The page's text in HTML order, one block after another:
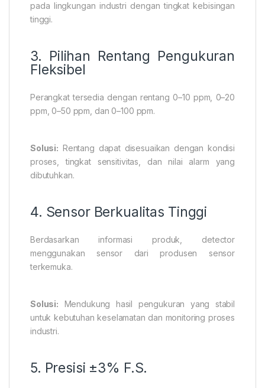
pada lingkungan industri dengan tingkat kebisingan
tinggi.
3. Pilihan Rentang Pengukuran
Fleksibel
Perangkat tersedia dengan rentang 0–10 ppm, 0–20
ppm, 0–50 ppm, dan 0–100 ppm.
Solusi: Rentang dapat disesuaikan dengan kondisi
proses, tingkat sensitivitas, dan nilai alarm yang
dibutuhkan.
4. Sensor Berkualitas Tinggi
Berdasarkan informasi produk, detector
menggunakan sensor dari produsen sensor
terkemuka.
Solusi: Mendukung hasil pengukuran yang stabil
untuk kebutuhan keselamatan dan monitoring proses
industri.
5. Presisi ±3% F.S.